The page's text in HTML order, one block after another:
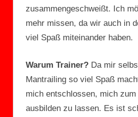
zusammengeschweißt. Ich
mehr missen, da wir auch in
viel Spaß miteinander haben.
Warum Trainer? Da mir
Mantrailing so viel Spaß
mich entschlossen, mich zum
ausbilden zu lassen. Es ist